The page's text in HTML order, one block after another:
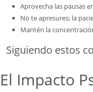
Aprovecha las pausas
No te apresures; la
Mantén la
Siguiendo estos
El Impacto